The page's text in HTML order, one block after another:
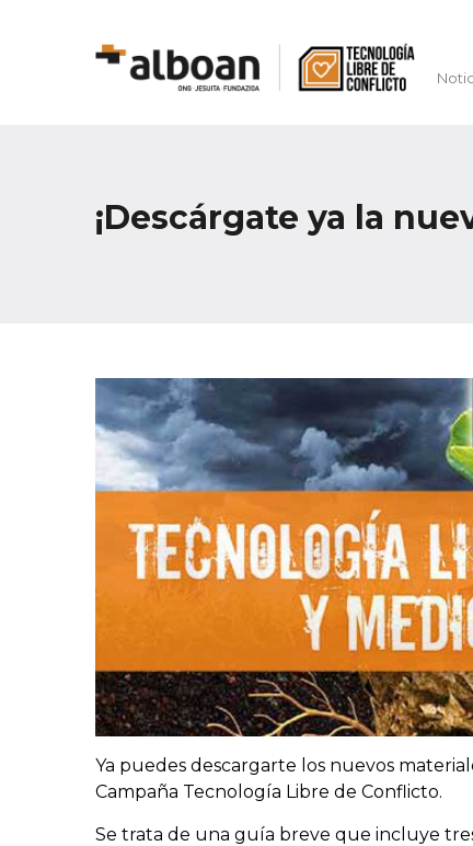
¡Descárgate ya la
Ya puedes descargarte los nuevos
Campaña Tecnología Libre de Conflicto.
Se trata de una guía breve que incluye